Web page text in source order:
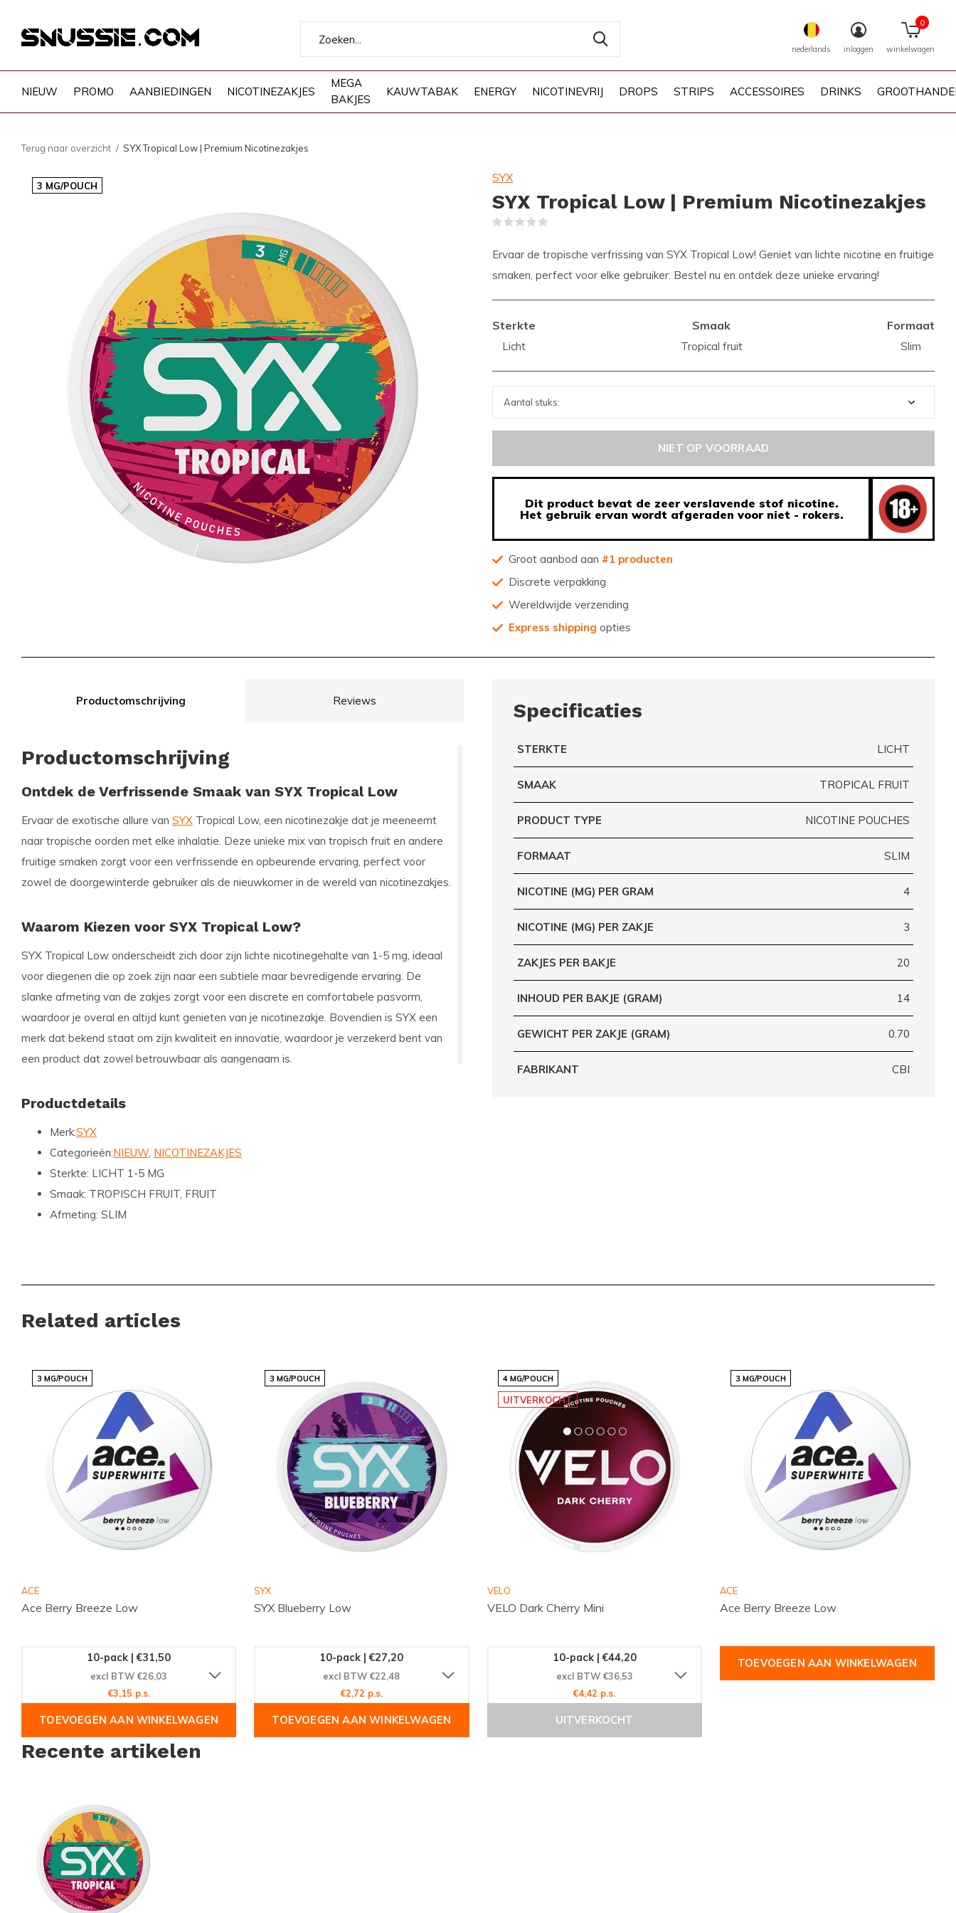
NIEUW PROMO AANBIEDINGEN NICOTINEZAKJES
MEGA
BAKJES
KAUWTABAK ENERGY NICOTINEVRIJ DROPS STRIPS ACCESSOIRES DRINKS
nederlands inloggen winkelwagen
0
Terug naar overzicht SYX Tropical Low | Premium Nicotinezakjes
3 MG/POUCH
SYX
SYX Tropical Low | Premium Nicotinezakjes
Ervaar de tropische verfrissing van SYX Tropical Low! Geniet van lichte nicotine en fruitige
smaken, perfect voor elke gebruiker. Bestel nu en ontdek deze unieke ervaring!
Sterkte
Licht
Smaak
Tropical fruit
Formaat
Slim
NIET OP VOORRAAD
Dit product bevat de zeer verslavende stof nicotine.
Het gebruik ervan wordt afgeraden voor niet - rokers.
Groot aanbod aan #1 producten
Discrete verpakking
Wereldwijde verzending
Express shipping opties
Productomschrijving Reviews
Productomschrijving
Ontdek de Verfrissende Smaak van SYX Tropical Low
Ervaar de exotische allure van SYX Tropical Low, een nicotinezakje dat je meeneemt
naar tropische oorden met elke inhalatie. Deze unieke mix van tropisch fruit en andere
fruitige smaken zorgt voor een verfrissende en opbeurende ervaring, perfect voor
zowel de doorgewinterde gebruiker als de nieuwkomer in de wereld van nicotinezakjes.
Waarom Kiezen voor SYX Tropical Low?
SYX Tropical Low onderscheidt zich door zijn lichte nicotinegehalte van 1-5 mg, ideaal
voor diegenen die op zoek zijn naar een subtiele maar bevredigende ervaring. De
slanke afmeting van de zakjes zorgt voor een discrete en comfortabele pasvorm,
waardoor je overal en altijd kunt genieten van je nicotinezakje. Bovendien is SYX een
merk dat bekend staat om zijn kwaliteit en innovatie, waardoor je verzekerd bent van
een product dat zowel betrouwbaar als aangenaam is.
Productdetails
Merk:SYX
Categorieën:NIEUW NICOTINEZAKJES
Sterkte: LICHT 1-5 MG
Smaak: TROPISCH FRUIT, FRUIT
Afmeting: SLIM
Met SYX Tropical Low ontdek je een wereld van smaken die je zintuigen prikkelen en je
wilt proberen, deze nicotinezakjes bieden een ongeëvenaarde combinatie van smaak
Bestel Vandaag Nog!
Wacht niet langer en voeg
Tropical Low toe aan je winkelmandje. Geniet van de
snelle en betrouwbare wereldwijde verzending van Snussie.com en ontdek waarom wij
de voorkeurspartner zijn voor nicotineproducten wereldwijd. Beperkte voorraad
beschikbaar, dus grijp je kans en ervaar de tropische sensatie nu!
Specificaties
STERKTE LICHT
SMAAK TROPICAL FRUIT
PRODUCT TYPE NICOTINE POUCHES
FORMAAT SLIM
NICOTINE (MG) PER GRAM 4
NICOTINE (MG) PER ZAKJE 3
ZAKJES PER BAKJE 20
INHOUD PER BAKJE (GRAM) 14
GEWICHT PER ZAKJE (GRAM) 0.70
FABRIKANT CBI
Related articles
3 MG/POUCH
ACE
Ace Berry Breeze Low
10-pack | €31,50
excl BTW €26,03
€3,15 p.s.
TOEVOEGEN AAN WINKELWAGEN
3 MG/POUCH
SYX
SYX Blueberry Low
10-pack | €27,20
excl BTW €22,48
€2,72 p.s.
TOEVOEGEN AAN WINKELWAGEN
4 MG/POUCH
UITVERKOCHT
VELO
VELO Dark Cherry Mini
10-pack | €44,20
excl BTW €36,53
€4,42 p.s.
UITVERKOCHT
3 MG/POUCH
ACE
Ace Berry Breeze Low
TOEVOEGEN AAN WINKELWAGEN
Recente artikelen